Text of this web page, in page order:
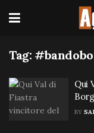
Tag:
Qui
BY